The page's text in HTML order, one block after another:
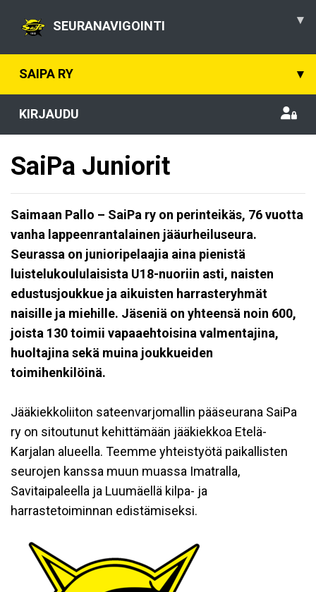
SEURANAVIGOINTI ▾
SAIPA RY ▾
KIRJAUDU
SaiPa Juniorit
Saimaan Pallo – SaiPa ry on perinteikäs, 76 vuotta
vanha lappeenrantalainen jääurheiluseura.
Seurassa on junioripelaajia aina pienistä
luistelukoululaisista U18-nuoriin asti, naisten
edustusjoukkue ja aikuisten harrasteryhmät
naisille ja miehille. Jäseniä on yhteensä noin 600,
joista 130 toimii vapaaehtoisina valmentajina,
huoltajina sekä muina joukkueiden
toimihenkilöinä.
Jääkiekkoliiton sateenvarjomallin pääseurana SaiPa
ry on sitoutunut kehittämään jääkiekkoa Etelä-
Karjalan alueella. Teemme yhteistyötä paikallisten
seurojen kanssa muun muassa Imatralla,
Savitaipaleella ja Luumäellä kilpa- ja
harrastetoiminnan edistämiseksi.